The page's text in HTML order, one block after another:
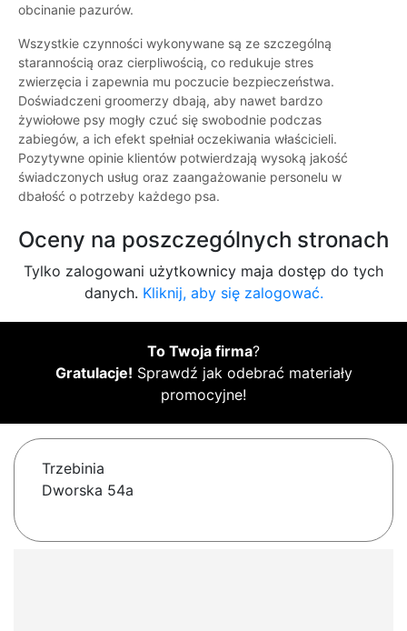
obcinanie pazurów.
Wszystkie czynności wykonywane są ze szczególną
starannością oraz cierpliwością, co redukuje stres
zwierzęcia i zapewnia mu poczucie bezpieczeństwa.
Doświadczeni groomerzy dbają, aby nawet bardzo
żywiołowe psy mogły czuć się swobodnie podczas
zabiegów, a ich efekt spełniał oczekiwania właścicieli.
Pozytywne opinie klientów potwierdzają wysoką jakość
świadczonych usług oraz zaangażowanie personelu w
dbałość o potrzeby każdego psa.
Oceny na poszczególnych stronach
Tylko zalogowani użytkownicy maja dostęp do tych
danych. Kliknij, aby się zalogować.
To Twoja firma?
Gratulacje! Sprawdź jak odebrać materiały
promocyjne!
Trzebinia
Dworska 54a